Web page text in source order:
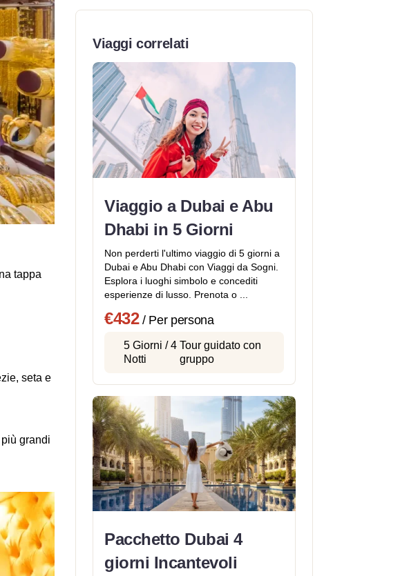
tappa
seta e
grandi
Viaggi correlati
Viaggio a Dubai e Abu
Dhabi in 5 Giorni
Non perderti l'ultimo viaggio di 5 giorni a
Dubai e Abu Dhabi con Viaggi da Sogni.
Esplora i luoghi simbolo e concediti
esperienze di lusso. Prenota o ...
€432/ Per persona
5 Giorni / 4
Notti
Tour guidato con
gruppo
Pacchetto Dubai 4
giorni Incantevoli